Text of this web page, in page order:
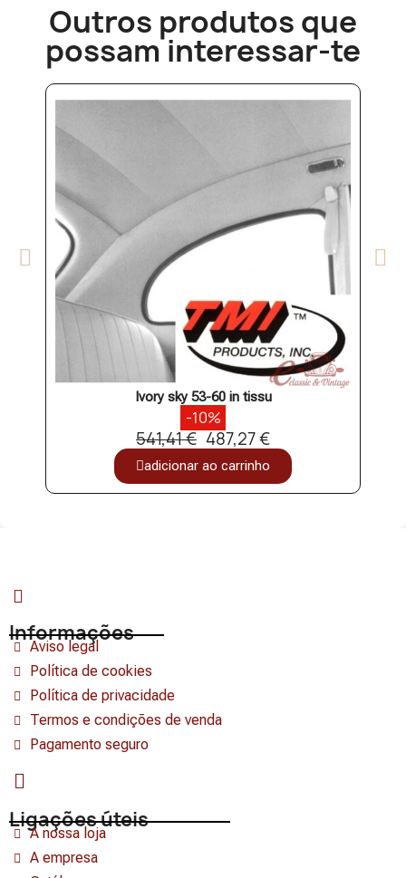
Outros produtos que
possam interessar-te
Ivory sky 53-60 in tissu
-10%
541,41 € 487,27 €
adicionar ao carrinho
Informações
Aviso legal
Política de cookies
Política de privacidade
Termos e condições de venda
Pagamento seguro
Ligações úteis
A nossa loja
A empresa